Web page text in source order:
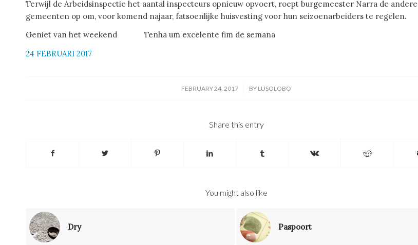
Terwijl de Arbeidsinspectie het aantal inspecteurs opnieuw opvoert, roept burgemeester Narra de andere
gemeenten op om, voor komend najaar, fatsoenlijke huisvesting voor hun seizoenarbeiders te regelen.
Geniet van het weekend Tenha um excelente fim de semana
24 FEBRUARI 2017
FEBRUARY 24, 2017
/ BY LUSOLOBO
Share this entry
You might also like
Dry Paspoort